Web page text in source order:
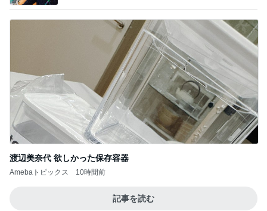
渡辺美奈代 欲しかった保存容器
Amebaトピックス 10時間前
記事を読む
Amebaトピックス 2日前